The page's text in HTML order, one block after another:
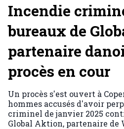
Incendie
bureaux de
partenaire
procès en cour
Un procès s'est ouvert à
hommes accusés d'avoir
criminel de janvier 2025
Global Aktion, partenaire de